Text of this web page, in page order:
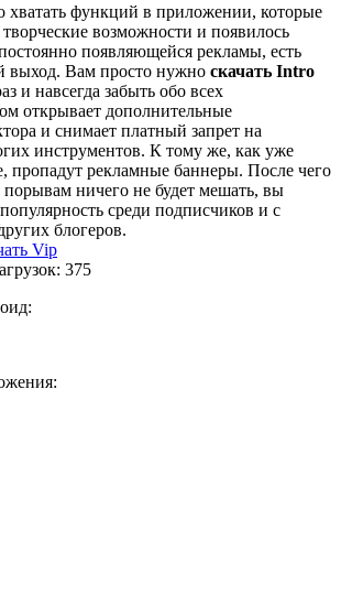
хватать функций в приложении, которые
возможности и появилось
появляющейся рекламы, есть
выход. Вам просто нужно скачать Intro
и навсегда забыть обо всех
открывает дополнительные
и снимает платный запрет на
инструментов. К тому же, как уже
пропадут рекламные баннеры. После чего
ничего не будет мешать, вы
среди подписчиков и с
блогеров.
Vip
375